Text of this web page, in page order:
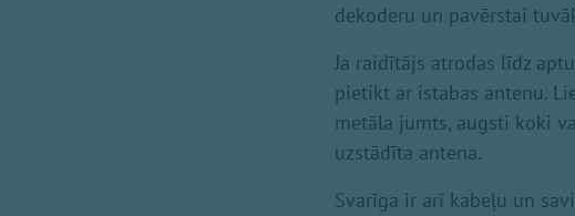
dekoderu un pavērstai
Ja raidītājs atrodas līdz
pietikt ar istabas antenu.
metāla jumts, augsti koki
uzstādīta antena.
Svarīga ir arī kabeļu un